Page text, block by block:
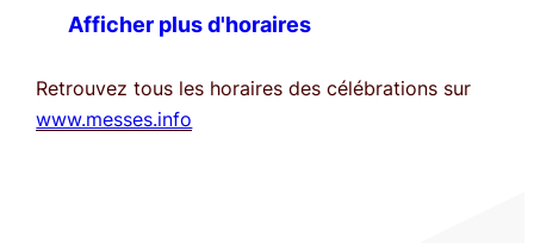
Afficher plus d'horaires
Retrouvez tous les horaires des célébrations sur
www.messes.info